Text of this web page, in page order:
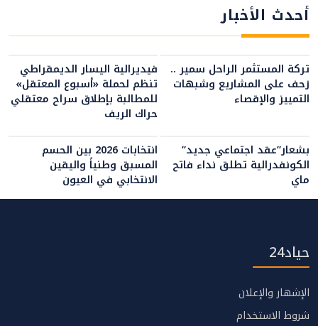
أحدث الأخبار
تركة المستثمر الراحل سمير ..
زحف على المشاريع وشبهات
التمييز والإقصاء
فيديرالية اليسار الديمقراطي
تنظم لحملة «أسبوع المعتقل»
للمطالبة بإطلاق سراح معتقلي
حراك الريف
بشعار”عقد اجتماعي جديد”
الكونفدرالية تطلق نداء فاتح
ماي
انتخابات 2026 بين الحسم
المسبق وطنياً واليقين
الانتخابي في العيون
حياد24
الإشهار والإعلان
شروط الاستخدام